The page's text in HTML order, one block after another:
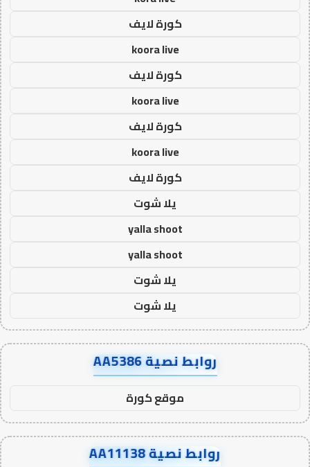
كورة لايف
koora live
كورة لايف
koora live
كورة لايف
koora live
كورة لايف
يلا شوت
yalla shoot
yalla shoot
يلا شوت
يلا شوت
روابط نصية AA5386
موقع كورة
روابط نصية AA11138